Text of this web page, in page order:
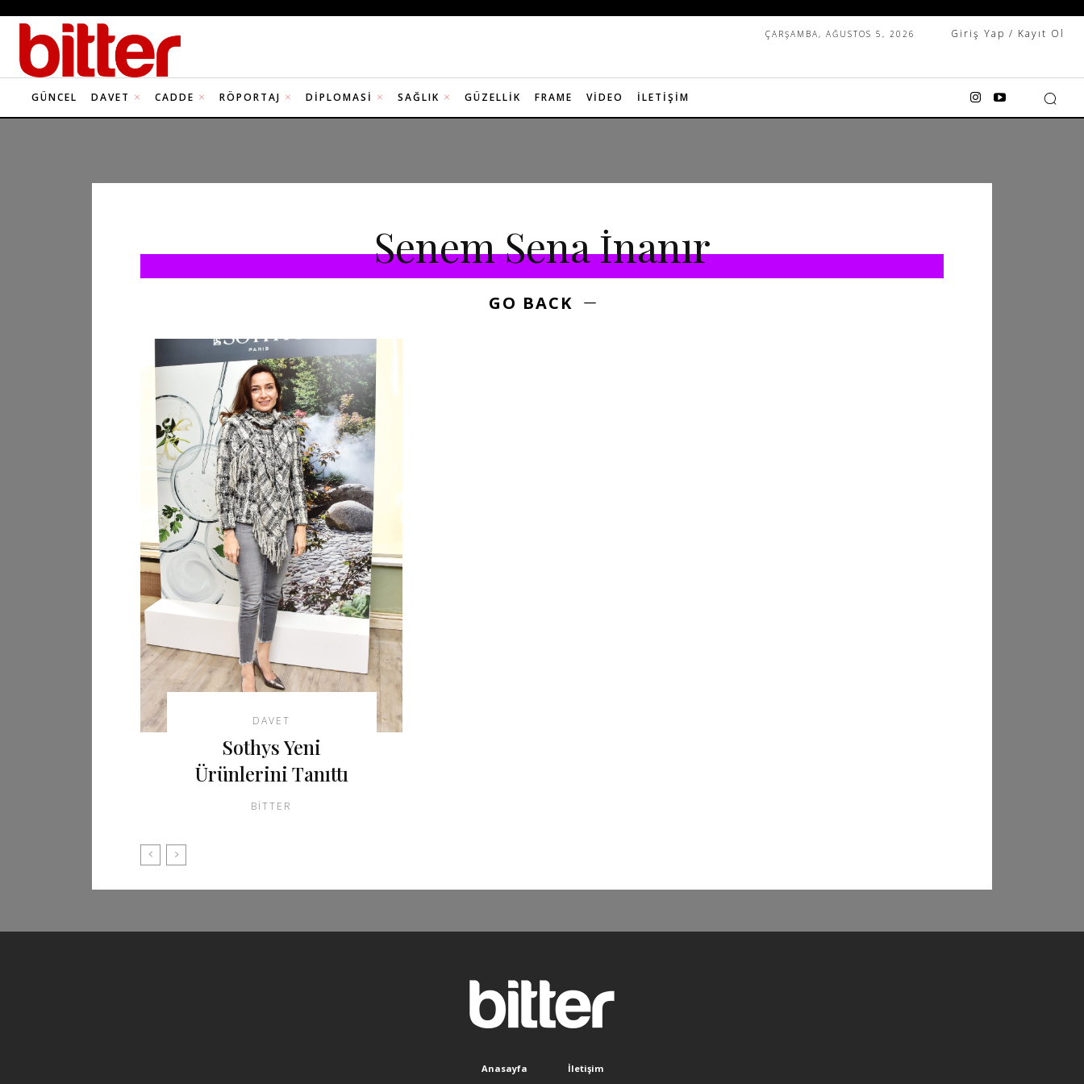
ÇARŞAMBA, AĞUSTOS 5, 2026 Giriş Yap / Kayıt Ol
GÜNCEL DAVET CADDE RÖPORTAJ DIPLOMASI SAĞLIK GÜZELLIK FRAME VIDEO İLETIŞIM
Senem Sena İnanır
GO BACK
DAVET
Sothys Yeni
Ürünlerini Tanıttı
BITTER
Anasayfa İletişim